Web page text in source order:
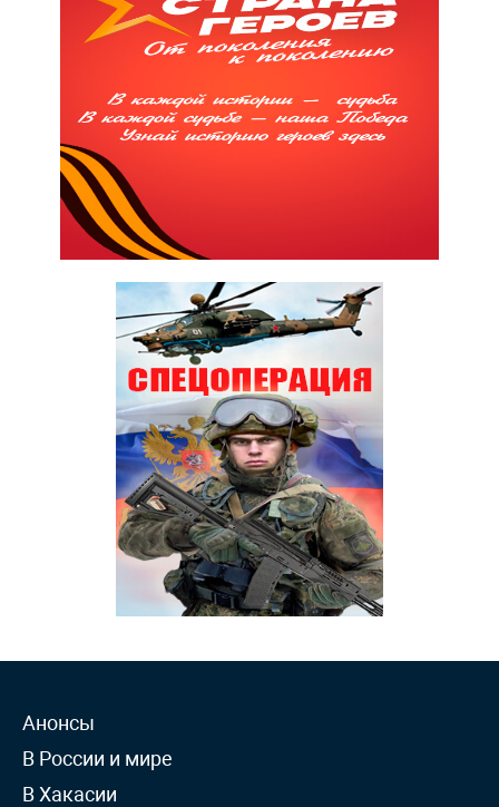
Анонсы
В России и мире
В Хакасии